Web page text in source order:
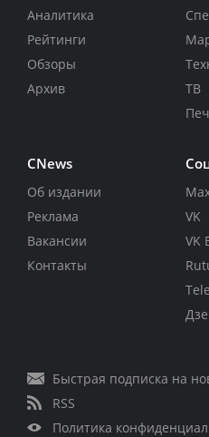
Аналитика
Рейтинги
Обзоры
Архив
ТВ
CNews
Об издании
Реклама
Вакансии
Контакты
VK
VK
Быстрая подписка на
RSS
Политика